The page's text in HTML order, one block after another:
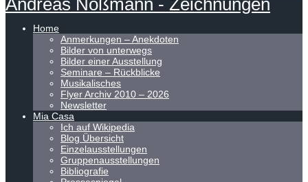
Andreas Noßmann - Zeichnungen
Home
Anmerkungen – Anekdoten
Bilder von unterwegs
Bilder einer Ausstellung
Seminare – Rückblicke
Musikalisches
Flyer Archiv 2010 – 2026
Newsletter
Mia Casa
Ich auf Wikipedia
Blog Übersicht
Einzelausstellungen
Gruppenausstellungen
Bibliografie